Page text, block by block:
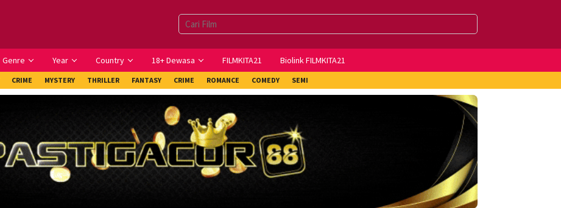
Genre Year Country 18+ Dewasa FILMKITA21 Biolink FILMKITA21
CRIME MYSTERY THRILLER FANTASY CRIME ROMANCE COMEDY SEMI